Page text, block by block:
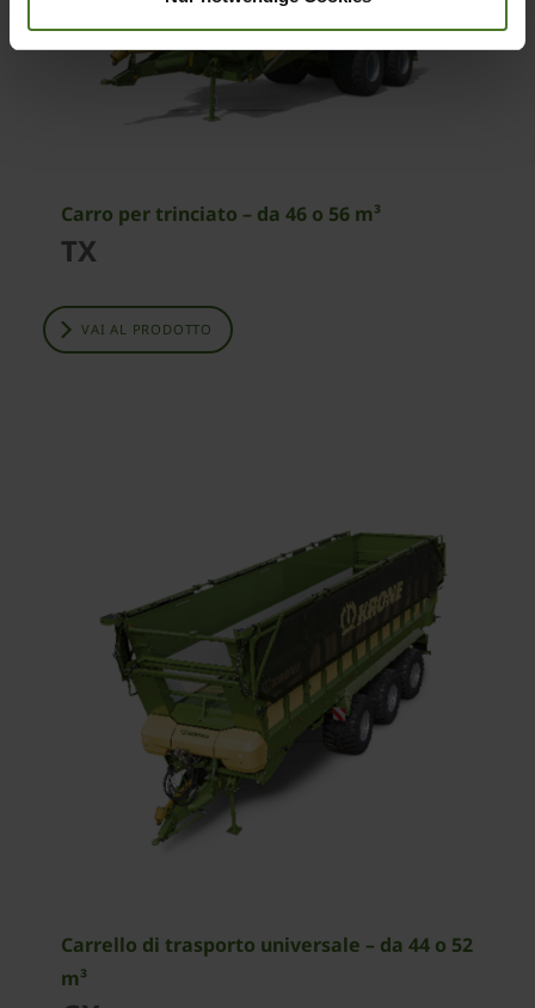
Carro per trinciato – da 46 o 56 m³
TX
VAI AL PRODOTTO
Carrello di trasporto universale – da 44 o 52
m³